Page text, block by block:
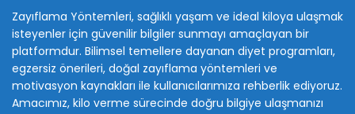
Zayıflama Yöntemleri, sağlıklı yaşam ve ideal kiloya ulaşmak
isteyenler için güvenilir bilgiler sunmayı amaçlayan bir
platformdur. Bilimsel temellere dayanan diyet programları,
egzersiz önerileri, doğal zayıflama yöntemleri ve
motivasyon kaynakları ile kullanıcılarımıza rehberlik ediyoruz.
Amacımız, kilo verme sürecinde doğru bilgiye ulaşmanızı